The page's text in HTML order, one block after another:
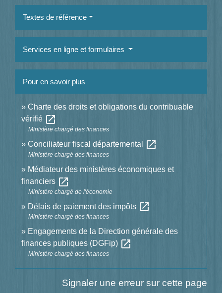
Textes de référence
Services en ligne et formulaires
Pour en savoir plus
Charte des droits et obligations du contribuable
vérifié open_in_new
Ministère chargé des finances
Conciliateur fiscal départemental open_in_new
Ministère chargé des finances
Médiateur des ministères économiques et
financiers open_in_new
Ministère chargé de l'économie
Délais de paiement des impôts open_in_new
Ministère chargé des finances
Engagements de la Direction générale des
finances publiques (DGFip) open_in_new
Ministère chargé des finances
Signaler une erreur sur cette page